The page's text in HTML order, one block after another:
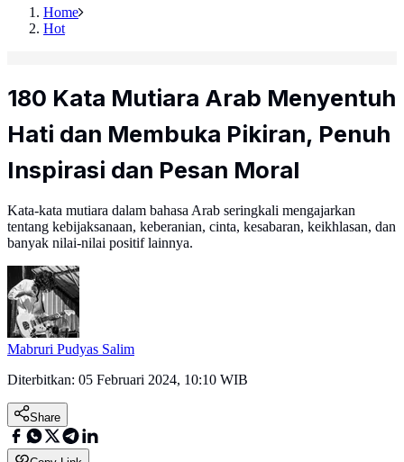
Home
Hot
180 Kata Mutiara Arab Menyentuh
Hati dan Membuka Pikiran, Penuh
Inspirasi dan Pesan Moral
Kata-kata mutiara dalam bahasa Arab seringkali mengajarkan
tentang kebijaksanaan, keberanian, cinta, kesabaran, keikhlasan, dan
banyak nilai-nilai positif lainnya.
Mabruri Pudyas Salim
Diterbitkan: 05 Februari 2024, 10:10 WIB
Share